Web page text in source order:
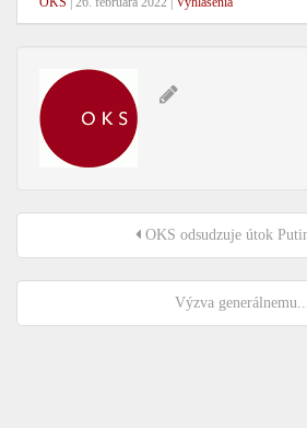
OKS odsudzuje útok
Výzva